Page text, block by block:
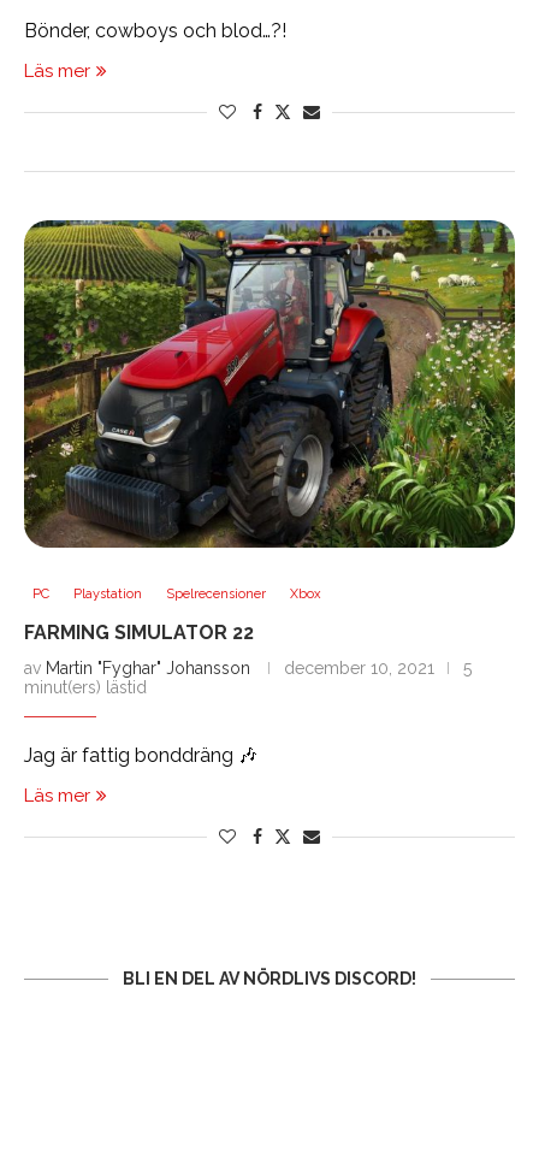
Bönder, cowboys och blod…?!
Läs mer
PC Playstation Spelrecensioner Xbox
FARMING SIMULATOR 22
av Martin "Fyghar" Johansson december 10, 2021
5
minut(ers) lästid
Jag är fattig bonddräng 🎶
Läs mer
BLI EN DEL AV NÖRDLIVS DISCORD!